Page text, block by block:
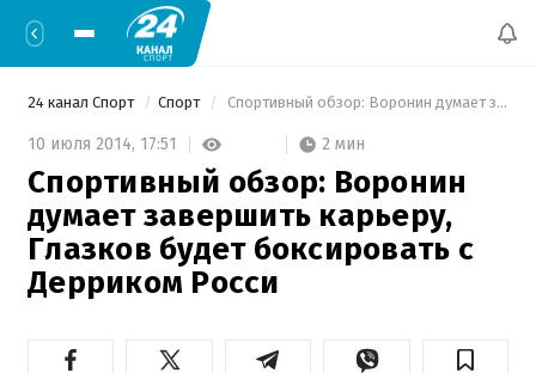
24 канал Спорт Спорт Спортивный обзор: Воронин думает завершить карьеру, Глазков будет боксировать с Дерриком Росси
10 июля 2014, 17:51 2 мин
Спортивный обзор: Воронин
думает завершить карьеру,
Глазков будет боксировать с
Дерриком Росси